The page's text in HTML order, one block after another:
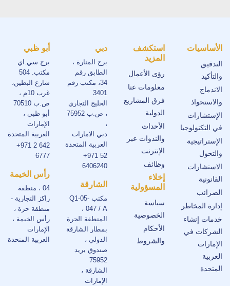
الأساسيات
التدقيق
والتأكيد
الاندماج
والاستحواذ
الإستشارات
في التكنولوجيا
الإستراتيجية
والتحول
الاستشارات
القانونية
الضرائب
إدارة المخاطر
خدمات إنشاء
الشركات في
الإمارات
العربية
المتحدة
استكشف
المزيد
رؤى الأعمال
معلومات عنا
فرق المشاريع
الدولية
الأحداث
والندوات عبر
الإنترنت
وظائف
إخلاء
المسؤولية
سياسة
الخصوصية
الأحكام
والشروط
دبي
برج المنارة ،
الطابق رقم
34، مكتب رقم
3401
الخليج التجاري
، ص.ب 75952
،
دبي الامارات
العربية المتحدة
+971 52
6406240
الشارقة
مكتب Q1-05-
047 / A ،
المنطقة الحرة
بمطار الشارقة
الدولي ،
صندوق بريد
75952
الشارقة ،
الإمارات
أبو ظبي
برج سي.اي
مكتب. 504
شارع البطين،
غرب 10م ،
ص.ب 70510
أبو ظبي ،
الإمارات
العربية المتحدة
+971 2 642
6777
رأس الخيمة
04 ، منطقة
راكز التجارية -
منطقة حرة ،
رأس الخيمة ،
الإمارات
العربية المتحدة